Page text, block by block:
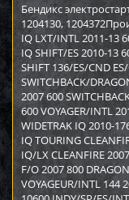
Бендикс
1204130,
IQ LXT/INTL 2011-13
IQ SHIFT/ES 2010-13
SHIFT 136/ES/CND
SWITCHBACK/
2007 600
600 VOYAGER/INTL
WIDETRAK IQ 2010-
IQ TOURING
IQ/LX CLEANFIRE
F/O 2007 800
VOYAGEUR/INTL 144